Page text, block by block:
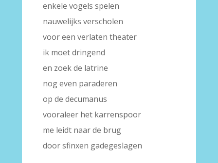
enkele vogels spelen
nauwelijks verscholen
voor een verlaten theater
ik moet dringend
en zoek de latrine
nog even paraderen
op de decumanus
vooraleer het karrenspoor
me leidt naar de brug
door sfinxen gadegeslagen